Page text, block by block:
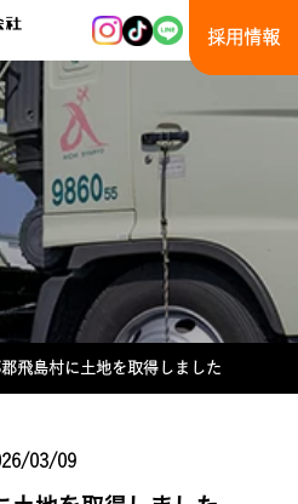
採用情報
飛島村に土地を取得しました
03/09